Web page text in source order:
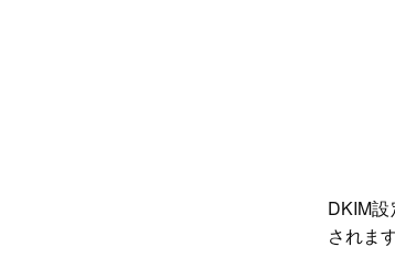
DKIM
されます